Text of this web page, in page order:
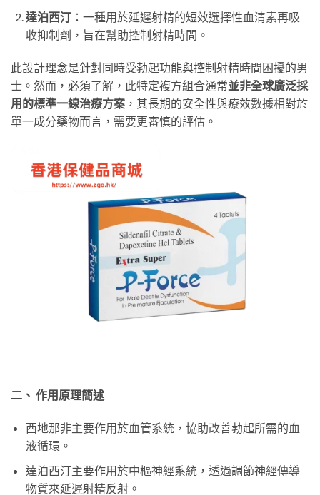
達泊西汀：一種用於延遲射精的短效選擇性血清素再吸
收抑制劑，旨在幫助控制射精時間。
此設計理念是針對同時受勃起功能與控制射精時間困擾的男
士。然而，必須了解，此特定複方組合通常並非全球廣泛採
用的標準一線治療方案 ，其長期的安全性與療效數據相對於
單一成分藥物而言，需要更審慎的評估。
二、 作用原理簡述
西地那非主要作用於血管系統，協助改善勃起所需的血
液循環。
達泊西汀主要作用於中樞神經系統，透過調節神經傳導
物質來延遲射精反射。